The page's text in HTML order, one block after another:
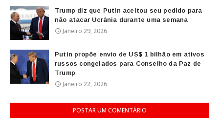
Trump diz que Putin aceitou seu pedido para
não atacar Ucrânia durante uma semana
Janeiro 29, 2026
Putin propõe envio de US$ 1 bilhão em ativos
russos congelados para Conselho da Paz de
Trump
Janeiro 22, 2026
POSTAR UM COMENTÁRIO